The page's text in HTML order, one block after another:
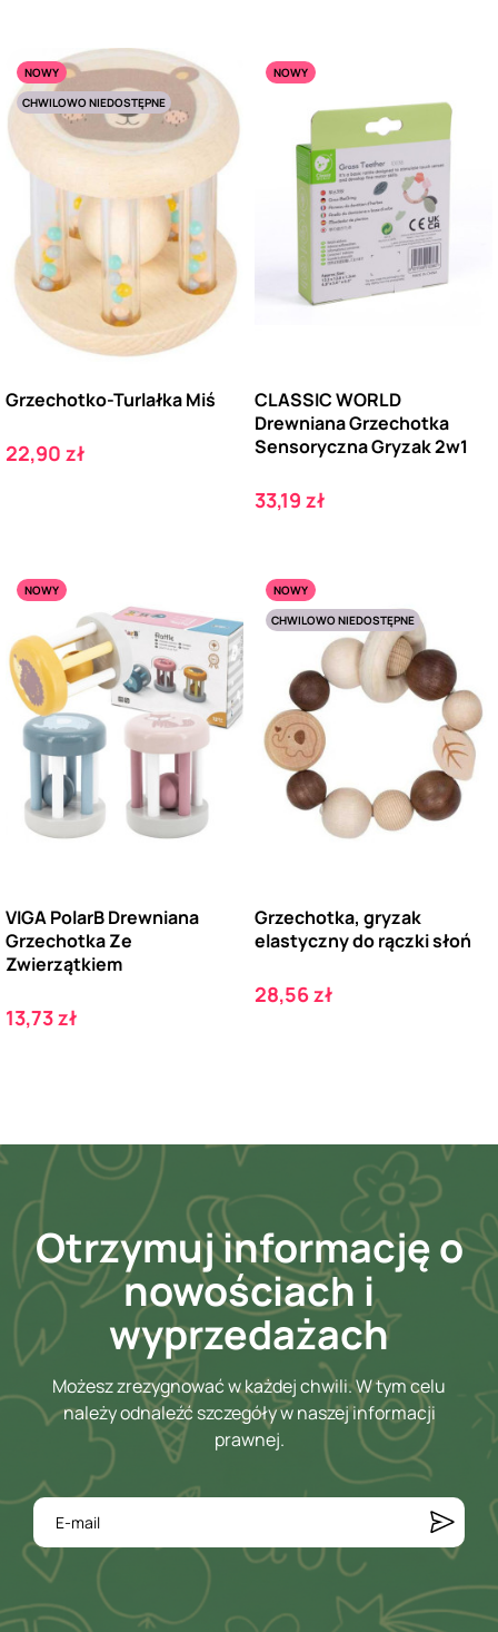
NOWY
CHWILOWO NIEDOSTĘPNE
Grzechotko-Turlałka Miś
Cena
22,90 zł
NOWY
CLASSIC WORLD
Drewniana Grzechotka
Sensoryczna Gryzak 2w1
Cena
33,19 zł
NOWY
VIGA PolarB Drewniana
Grzechotka Ze
Zwierzątkiem
Cena
13,73 zł
NOWY
CHWILOWO NIEDOSTĘPNE
Grzechotka, gryzak
elastyczny do rączki słoń
Cena
28,56 zł
Otrzymuj informację o
nowościach i
wyprzedażach
Możesz zrezygnować w każdej chwili. W tym celu
należy odnaleźć szczegóły w naszej informacji
prawnej.